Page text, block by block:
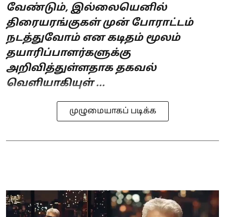
வேண்டும், இல்லையெனில்
திரையரங்குகள் முன் போராட்டம்
நடத்துவோம் என கடிதம் மூலம்
தயாரிப்பாளர்களுக்கு
அறிவித்துள்ளதாக தகவல்
வெளியாகியுள் ...
முழுமையாகப் படிக்க